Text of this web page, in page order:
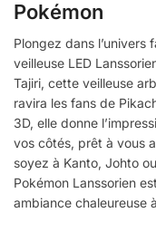
Pokémon
Plongez dans l’univers
veilleuse LED
Tajiri, cette veilleuse
ravira les fans de
3D, elle donne
vos côtés, prêt à vous
soyez à Kanto, Johto
Pokémon Lanssorien
ambiance chaleureuse